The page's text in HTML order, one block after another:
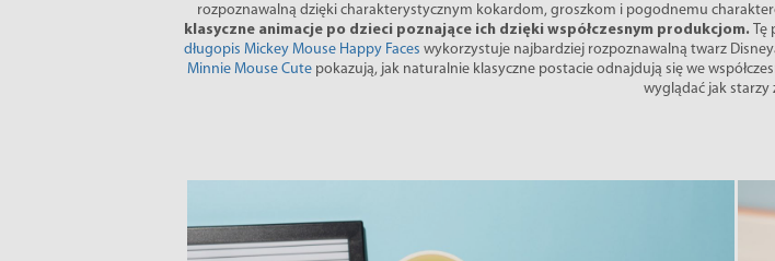
rozpoznawalną dzięki charakterystycznym kokardom, groszkom i pogodnemu
klasyczne animacje po dzieci poznające ich dzięki współczesnym produkcjom.
długopis Mickey Mouse Happy Faces wykorzystuje najbardziej rozpoznawalną twarz
Minnie Mouse Cute pokazują, jak naturalnie klasyczne postacie odnajdują się we
wyglądać jak starzy